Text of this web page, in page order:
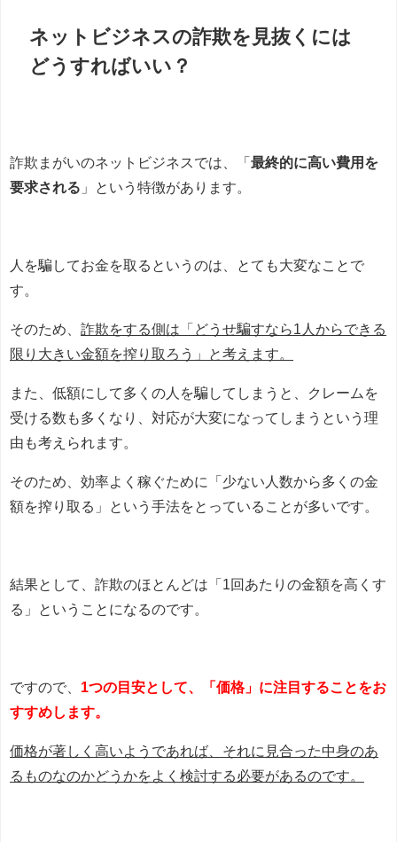
ネットビジネスの詐欺を見抜くには
どうすればいい？
詐欺まがいのネットビジネスでは、「 最終的に高い費用を
要求される 」という特徴があります。
人を騙してお金を取るというのは、とても大変なことで
す。
そのため、 詐欺をする側は「どうせ騙すなら1人からできる
限り大きい金額を搾り取ろう」と考えます。
また、低額にして多くの人を騙してしまうと、クレームを
受ける数も多くなり、対応が大変になってしまうという理
由も考えられます。
そのため、効率よく稼ぐために「少ない人数から多くの金
額を搾り取る」という手法をとっていることが多いです。
結果として、詐欺のほとんどは「1回あたりの金額を高くす
る」ということになるのです。
ですので、 1つの目安として、「価格」に注目することをお
すすめします。
価格が著しく高いようであれば、それに見合った中身のあ
るものなのかどうかをよく検討する必要があるのです。